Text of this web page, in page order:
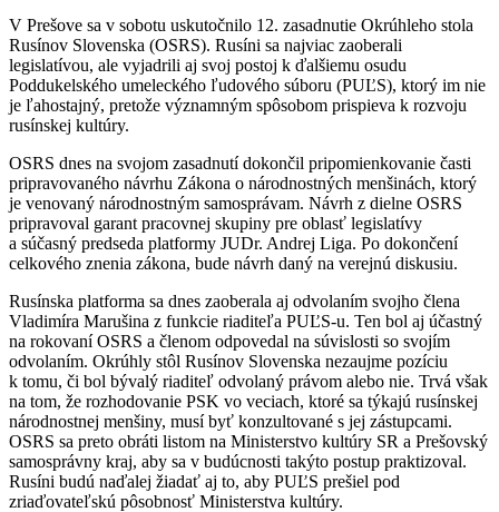
V Prešove sa v sobotu uskutočnilo 12. zasadnutie Okrúhleho stola
Rusínov Slovenska (OSRS). Rusíni sa najviac zaoberali
legislatívou, ale vyjadrili aj svoj postoj k ďalšiemu osudu
Poddukelského umeleckého ľudového súboru (PUĽS), ktorý im nie
je ľahostajný, pretože významným spôsobom prispieva k rozvoju
rusínskej kultúry.
OSRS dnes na svojom zasadnutí dokončil pripomienkovanie časti
pripravovaného návrhu Zákona o národnostných menšinách, ktorý
je venovaný národnostným samosprávam. Návrh z dielne OSRS
pripravoval garant pracovnej skupiny pre oblasť legislatívy
a súčasný predseda platformy JUDr. Andrej Liga. Po dokončení
celkového znenia zákona, bude návrh daný na verejnú diskusiu.
Rusínska platforma sa dnes zaoberala aj odvolaním svojho člena
Vladimíra Marušina z funkcie riaditeľa PUĽS-u. Ten bol aj účastný
na rokovaní OSRS a členom odpovedal na súvislosti so svojím
odvolaním. Okrúhly stôl Rusínov Slovenska nezaujme pozíciu
k tomu, či bol bývalý riaditeľ odvolaný právom alebo nie. Trvá však
na tom, že rozhodovanie PSK vo veciach, ktoré sa týkajú rusínskej
národnostnej menšiny, musí byť konzultované s jej zástupcami.
OSRS sa preto obráti listom na Ministerstvo kultúry SR a Prešovský
samosprávny kraj, aby sa v budúcnosti takýto postup praktizoval.
Rusíni budú naďalej žiadať aj to, aby PUĽS prešiel pod
zriaďovateľskú pôsobnosť Ministerstva kultúry.